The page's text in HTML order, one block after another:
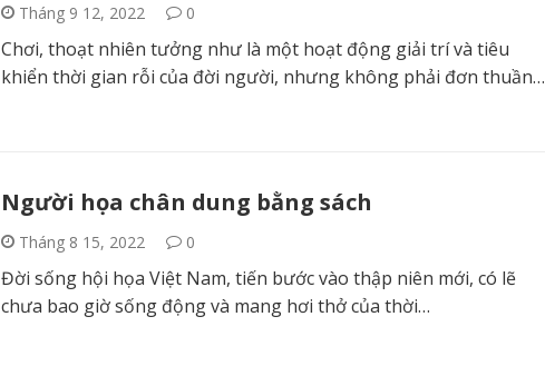
Tháng 9 12, 2022 0
Chơi, thoạt nhiên tưởng như là một hoạt động giải trí và tiêu
khiển thời gian rỗi của đời người, nhưng không phải đơn thuần…
Người họa chân dung bằng sách
Tháng 8 15, 2022 0
Đời sống hội họa Việt Nam, tiến bước vào thập niên mới, có lẽ
chưa bao giờ sống động và mang hơi thở của thời…